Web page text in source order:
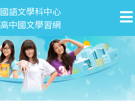
國語文學科中心
高中國文學習網